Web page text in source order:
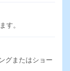
す。
グまたはショー